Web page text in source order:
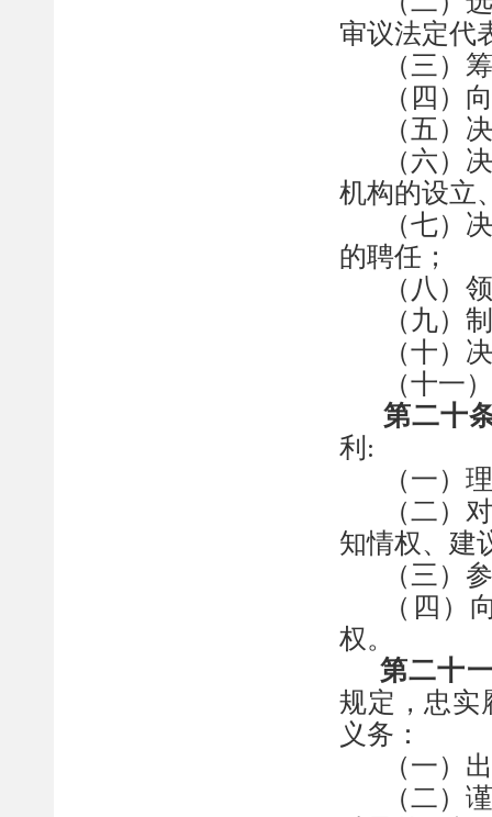
审议法定代
（三）
（四）
（五）
（六）
机构的设立
（七）
的聘任；
（八）
（九）
（十）
（十一
第二十
利 :
（一）
（二）
知情权、建
（三）
（四）
权。
第二十
规定，忠实
义务：
（一）
（二）